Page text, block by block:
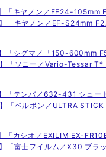
「キヤノン／EF24-105mm
「キヤノン／EF-S24mm
】「シグマ／「150-600mm
】「ソニー／Vario-Tessar
「テンバ／632-431 シュー
「ベルボン／ULTRA STICK
「カシオ／EXILIM EX-
「富士フイルム／X30 ブラッ